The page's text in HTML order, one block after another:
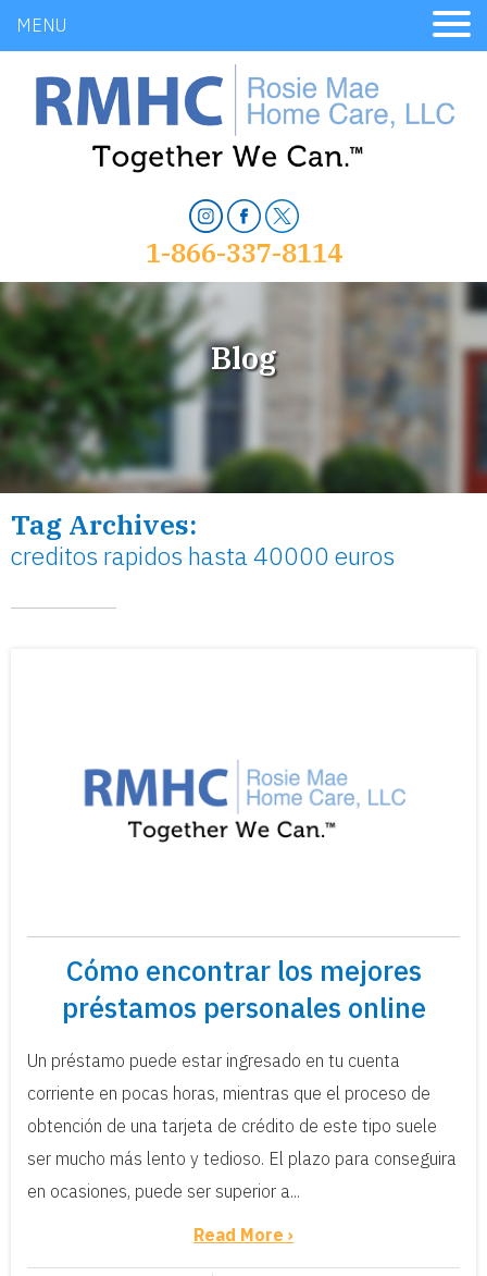
MENU
1-866-337-8114
Blog
Tag Archives:
creditos rapidos hasta 40000 euros
Cómo encontrar los mejores
préstamos personales online
Un préstamo puede estar ingresado en tu cuenta
corriente en pocas horas, mientras que el proceso de
obtención de una tarjeta de crédito de este tipo suele
ser mucho más lento y tedioso. El plazo para conseguira
en ocasiones, puede ser superior a...
Read More ›